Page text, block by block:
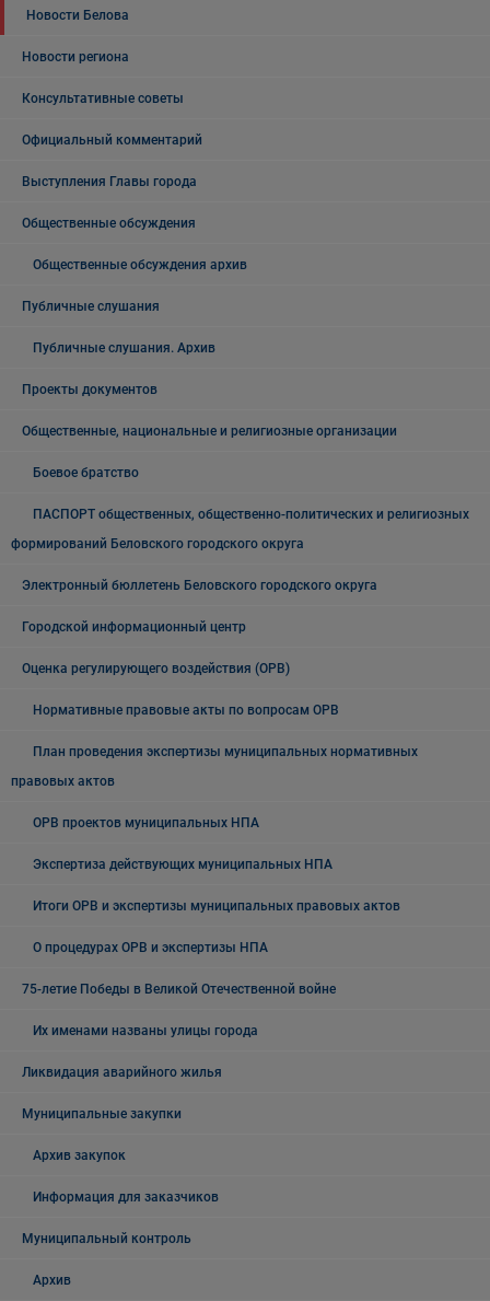
Новости Белова
Новости региона
Консультативные советы
Официальный комментарий
Выступления Главы города
Общественные обсуждения
Общественные обсуждения архив
Публичные слушания
Публичные слушания. Архив
Проекты документов
Общественные, национальные и религиозные организации
Боевое братство
ПАСПОРТ общественных, общественно-политических и религиозных
формирований Беловского городского округа
Электронный бюллетень Беловского городского округа
Городской информационный центр
Оценка регулирующего воздействия (ОРВ)
Нормативные правовые акты по вопросам ОРВ
План проведения экспертизы муниципальных нормативных
правовых актов
ОРВ проектов муниципальных НПА
Экспертиза действующих муниципальных НПА
Итоги ОРВ и экспертизы муниципальных правовых актов
О процедурах ОРВ и экспертизы НПА
75-летие Победы в Великой Отечественной войне
Их именами названы улицы города
Ликвидация аварийного жилья
Муниципальные закупки
Архив закупок
Информация для заказчиков
Муниципальный контроль
Архив